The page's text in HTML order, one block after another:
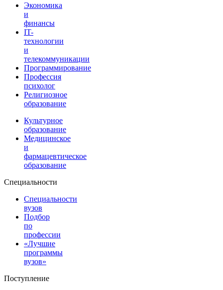
Экономика
и
финансы
IT-
технологии
и
телекоммуникации
Программирование
Профессия
психолог
Религиозное
образование
Культурное
образование
Медицинское
и
фармацевтическое
образование
Специальности
Специальности
вузов
Подбор
по
профессии
«Лучшие
программы
вузов»
Поступление